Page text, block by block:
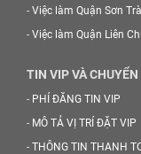
- Việc làm Quận Sơn Trà
- Việc làm Quận Liên
TIN VIP VÀ
- PHÍ ĐĂNG TIN VIP
- MÔ TẢ VỊ TRÍ ĐẶT VIP
- THÔNG TIN THANH